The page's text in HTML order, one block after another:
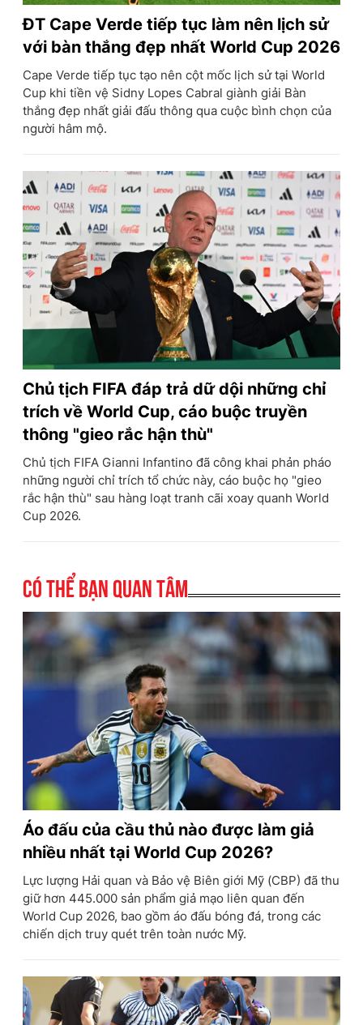
ĐT Cape Verde tiếp tục làm nên lịch sử
với bàn thắng đẹp nhất World Cup 2026
Cape Verde tiếp tục tạo nên cột mốc lịch sử tại World
Cup khi tiền vệ Sidny Lopes Cabral giành giải Bàn
thắng đẹp nhất giải đấu thông qua cuộc bình chọn của
người hâm mộ.
Chủ tịch FIFA đáp trả dữ dội những chỉ
trích về World Cup, cáo buộc truyền
thông "gieo rắc hận thù"
Chủ tịch FIFA Gianni Infantino đã công khai phản pháo
những người chỉ trích tổ chức này, cáo buộc họ "gieo
rắc hận thù" sau hàng loạt tranh cãi xoay quanh World
Cup 2026.
Có thể bạn quan tâm
Áo đấu của cầu thủ nào được làm giả
nhiều nhất tại World Cup 2026?
Lực lượng Hải quan và Bảo vệ Biên giới Mỹ (CBP) đã thu
giữ hơn 445.000 sản phẩm giả mạo liên quan đến
World Cup 2026, bao gồm áo đấu bóng đá, trong các
chiến dịch truy quét trên toàn nước Mỹ.